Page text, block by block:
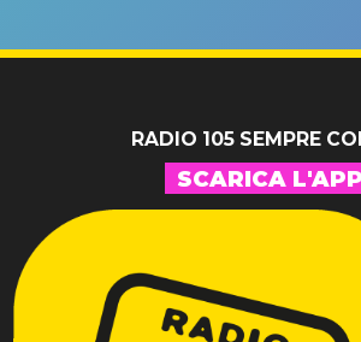
RADIO 105 SEMPRE
SCARICA L'APP